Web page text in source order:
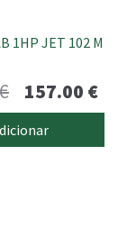
1HP JET 102 M
preço
original
157.00 €O